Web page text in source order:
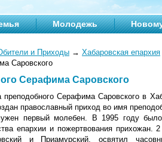
Молодежь
и Приходы → Хабаровская епархия
Саровского
Серафима Саровского
преподобного Серафима Саровского в
православный приход во имя
первый молебен. В 1995 году было
епархии и пожертвования прихожан.
и Приамурский, освятил